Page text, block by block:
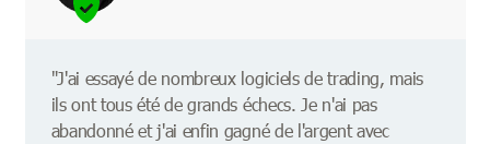
"J'ai essayé de nombreux logiciels de trading, mais
ils ont tous été de grands échecs. Je n'ai pas
abandonné et j'ai enfin gagné de l'argent avec